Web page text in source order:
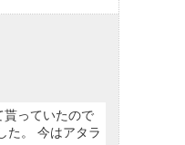
っていたので
た。 今はアタラ